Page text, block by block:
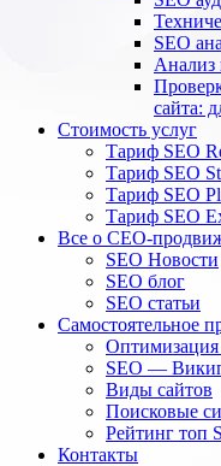
SEO
Анализ
сайта:
Стоимость услуг
Тариф SEO
Тариф SEO
Тариф SEO
Тариф SEO
Все о СЕО-
SEO Новости
SEO блог
SEO статьи
Самостоятельное
Оптимизация
SEO —
Виды сайтов
Поисковые
Рейтинг топ
Контакты